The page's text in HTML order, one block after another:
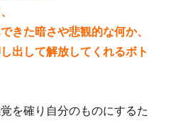
きた暗さや悲観的な何か、
出して解放してくれるボト
を確り自分のものにするた